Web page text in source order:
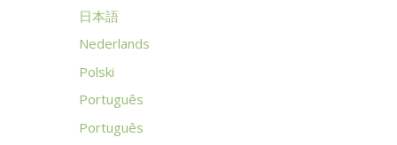
日本語
Nederlands
Polski
Português
Português